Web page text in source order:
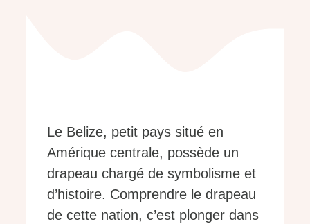
Le Belize, petit pays situé en
Amérique centrale, possède un
drapeau chargé de symbolisme et
d’histoire. Comprendre le drapeau
de cette nation, c’est plonger dans